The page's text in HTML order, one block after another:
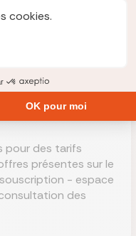
santé La
pour des tarifs
présentes sur le
- espace
des